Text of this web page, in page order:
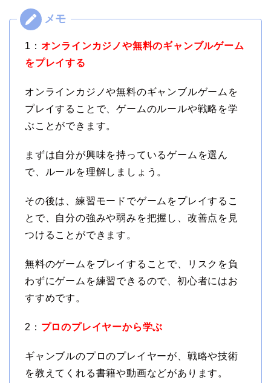
1： オンラインカジノや無料のギャンブルゲーム
をプレイする
オンラインカジノや無料のギャンブルゲームを
プレイすることで、ゲームのルールや戦略を学
ぶことができます。
まずは自分が興味を持っているゲームを選ん
で、ルールを理解しましょう。
その後は、練習モードでゲームをプレイするこ
とで、自分の強みや弱みを把握し、改善点を見
つけることができます。
無料のゲームをプレイすることで、リスクを負
わずにゲームを練習できるので、初心者にはお
すすめです。
2： プロのプレイヤーから学ぶ
ギャンブルのプロのプレイヤーが、戦略や技術
を教えてくれる書籍や動画などがあります。